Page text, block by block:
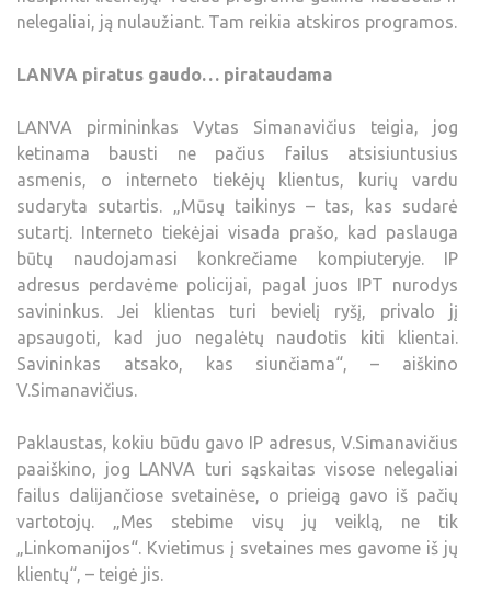
nelegaliai, ją nulaužiant. Tam reikia atskiros programos.
LANVA piratus gaudo… pirataudama
LANVA pirmininkas Vytas Simanavičius teigia, jog
ketinama bausti ne pačius failus atsisiuntusius
asmenis, o interneto tiekėjų klientus, kurių vardu
sudaryta sutartis. „Mūsų taikinys – tas, kas sudarė
sutartį. Interneto tiekėjai visada prašo, kad paslauga
būtų naudojamasi konkrečiame kompiuteryje. IP
adresus perdavėme policijai, pagal juos IPT nurodys
savininkus. Jei klientas turi bevielį ryšį, privalo jį
apsaugoti, kad juo negalėtų naudotis kiti klientai.
Savininkas atsako, kas siunčiama“, – aiškino
V.Simanavičius.
Paklaustas, kokiu būdu gavo IP adresus, V.Simanavičius
paaiškino, jog LANVA turi sąskaitas visose nelegaliai
failus dalijančiose svetainėse, o prieigą gavo iš pačių
vartotojų. „Mes stebime visų jų veiklą, ne tik
„Linkomanijos“. Kvietimus į svetaines mes gavome iš jų
klientų“, – teigė jis.